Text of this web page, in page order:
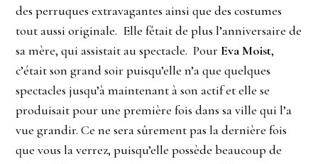
des perruques extravagantes ainsi que des costumes
tout aussi originale. Elle fêtait de plus l’anniversaire de
sa mère, qui assistait au spectacle. Pour Eva Moist,
c’était son grand soir puisqu’elle n’a que quelques
spectacles jusqu’à maintenant à son actif et elle se
produisait pour une première fois dans sa ville qui l’a
vue grandir. Ce ne sera sûrement pas la dernière fois
que vous la verrez, puisqu’elle possède beaucoup de